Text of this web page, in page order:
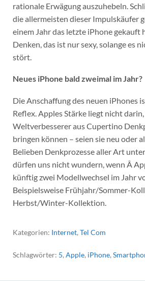
rationale Erwägung auszuhebeln.
die allermeisten dieser Impulskäufer
einem Jahr das letzte iPhone gekauft
Denken, das ist nur sexy, solange es
stört.
Neues iPhone bald zweimal im Jahr?
Die Anschaffung des neuen iPhones
Reflex. Apples Stärke liegt nicht darin,
Weltverbesserer aus Cupertino
bringen können – seien sie neu oder
Belieben Denkprozesse aller Art
dürfen uns nicht wundern, wenn Â
künftig zwei Modellwechsel im Jahr
Beispielsweise Frühjahr/Sommer-
Herbst/Winter-Kollektion.
Kategorien: Internet, Tel Com
Schlagwörter: 5, Apple, iPhone,